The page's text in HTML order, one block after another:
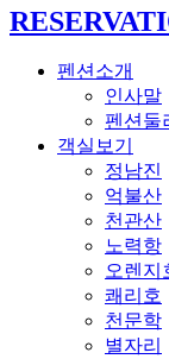
펜션소개
인사말
펜션둘
객실보기
정남진
억불산
천관산
노력항
오렌지
쾌리호
천문학
별자리